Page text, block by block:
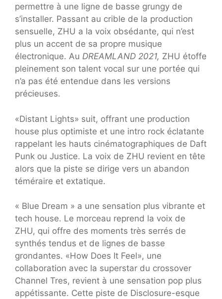
permettre à une ligne de basse grungy de
s’installer. Passant au crible de la production
sensuelle, ZHU a la voix obsédante, qui n’est
plus un accent de sa propre musique
électronique. Au DREAMLAND 2021, ZHU étoffe
pleinement son talent vocal sur une portée qui
n’a pas été entendue dans les versions
précieuses.
«Distant Lights» suit, offrant une production
house plus optimiste et une intro rock éclatante
rappelant les hauts cinématographiques de Daft
Punk ou Justice. La voix de ZHU revient en tête
alors que la piste se dirige vers un abandon
téméraire et extatique.
« Blue Dream » a une sensation plus vibrante et
tech house. Le morceau reprend la voix de
ZHU, qui offre des moments très serrés de
synthés tendus et de lignes de basse
grondantes. «How Does It Feel», une
collaboration avec la superstar du crossover
Channel Tres, revient à une sensation pop plus
appétissante. Cette piste de Disclosure-esque